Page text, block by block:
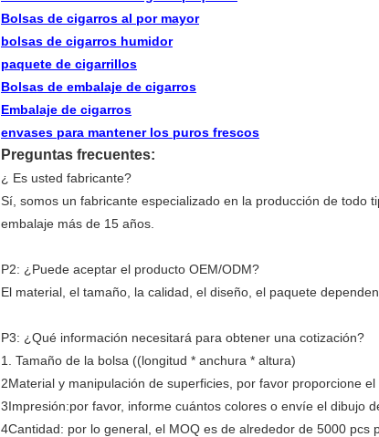
Bolsas de cigarros al por mayor
bolsas de cigarros humidor
paquete de cigarrillos
Bolsas de embalaje de cigarros
Embalaje de cigarros
envases para mantener los puros frescos
Preguntas frecuentes:
¿ Es usted fabricante?
Sí, somos un fabricante especializado en la producción de todo
embalaje más de 15 años.
P2: ¿Puede aceptar el producto OEM/ODM?
El material, el tamaño, la calidad, el diseño, el paquete
P3: ¿Qué información necesitará para obtener una cotización?
1. Tamaño de la bolsa ((longitud * anchura * altura)
2Material y manipulación de superficies, por favor proporcione
3Impresión:por favor, informe cuántos colores o envíe el dibujo
4Cantidad: por lo general, el MOQ es de alrededor de 5000 pcs